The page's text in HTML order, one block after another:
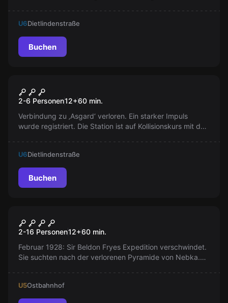
atemberaubende Bilder. Erleben Sie es jetzt selbst!
U6Dietlindenstraße
Buchen
Signal Lost VR
2-6 Personen12+60 min.
Verbindung zu ‚Asgard‘ verloren. Ein starker Impuls
wurde registriert. Die Station ist auf Kollisionskurs mit der
U6Dietlindenstraße
Buchen
Escape The Lost Pyramid
2-16 Personen12+60 min.
Februar 1928: Sir Beldon Fryes Expedition verschwindet.
Sie suchten nach der verlorenen Pyramide von Nebka.
U5Ostbahnhof